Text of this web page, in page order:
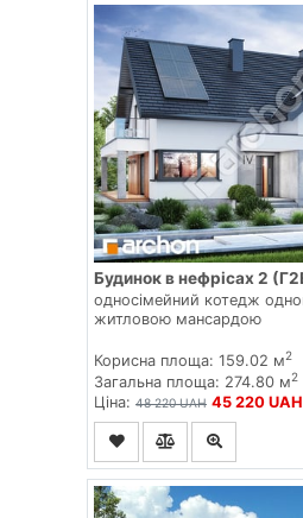
Будинок в нефрісах 2
односімейний котедж
житловою мансардою
Корисна площа: 159.02 м2
Загальна площа: 274.80 м2
Ціна: 48 220 UAH 45 220 UAH